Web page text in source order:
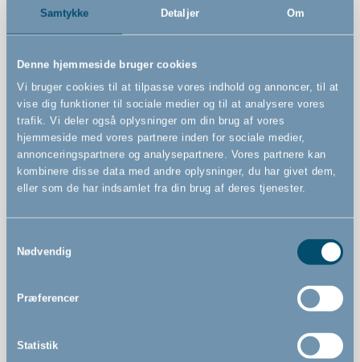
Samtykke Detaljer Om
Denne hjemmeside bruger cookies
Vi bruger cookies til at tilpasse vores indhold og annoncer, til at
vise dig funktioner til sociale medier og til at analysere vores
trafik. Vi deler også oplysninger om din brug af vores
hjemmeside med vores partnere inden for sociale medier,
annonceringspartnere og analysepartnere. Vores partnere kan
kombinere disse data med andre oplysninger, du har givet dem,
eller som de har indsamlet fra din brug af deres tjenester.
Nødvendig
Præferencer
Statistik
Features
Kan åbnes til begge sider
Vægmonteret sikkerhedsgitter
Unik børnesikker Quick Release funktion gør det nemt
og hurtigt at montere og fjerne